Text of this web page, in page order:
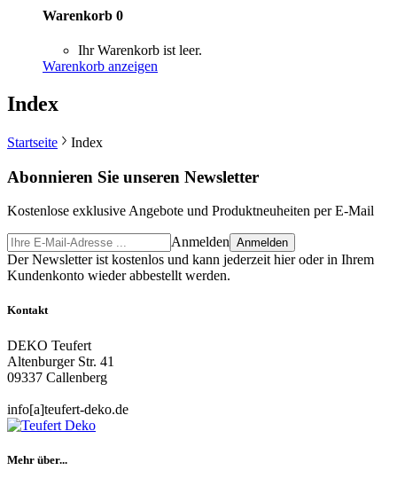
Warenkorb 0
Ihr Warenkorb ist leer.
Warenkorb anzeigen
Index
Startseite Index
Abonnieren Sie unseren Newsletter
Kostenlose exklusive Angebote und Produktneuheiten per E-Mail
Anmelden Anmelden
Der Newsletter ist kostenlos und kann jederzeit hier oder in Ihrem
Kundenkonto wieder abbestellt werden.
Kontakt
DEKO Teufert
Altenburger Str. 41
09337 Callenberg
info[a]teufert-deko.de
Mehr über...